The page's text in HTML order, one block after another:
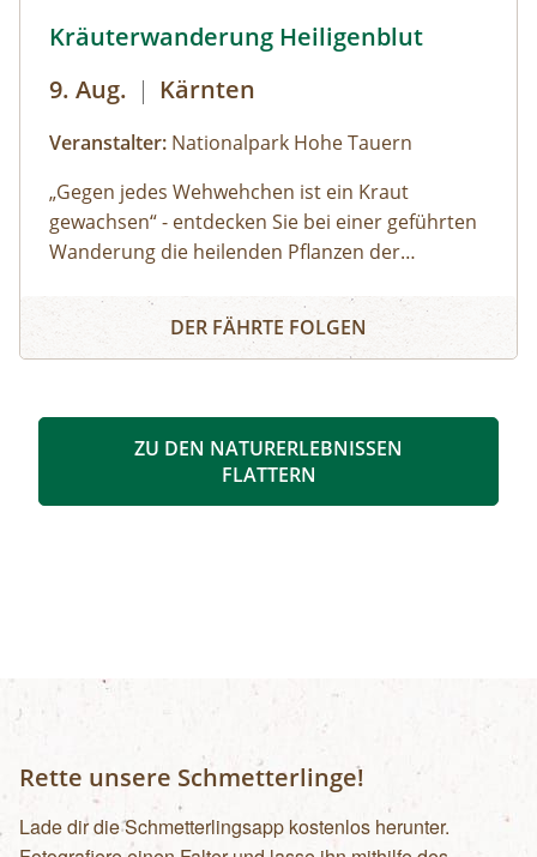
Kräuterwanderung Heiligenblut
9. Aug. | Kärnten
Veranstalter: Nationalpark Hohe Tauern
„Gegen jedes Wehwehchen ist ein Kraut
gewachsen“ - entdecken Sie bei einer geführten
Wanderung die heilenden Pflanzen der
Steilhang oberhalb der Möllschlucht beherbergt
seltene Kräuter, die sonst nur in Felsspalten
Kräuterwanderung Heiligenblut
DER FÄHRTE FOLGEN
ZU DEN NATURERLEBNISSEN
FLATTERN
Rette unsere Schmetterlinge!
Lade dir die Schmetterlingsapp kostenlos herunter.